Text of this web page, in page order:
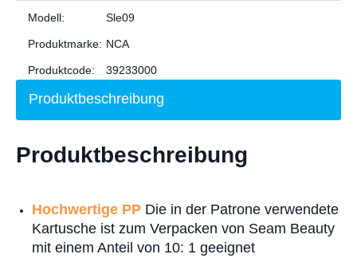
Modell: Sle09
Produktmarke: NCA
Produktcode: 39233000
Produktbeschreibung
Produktbeschreibung
Hochwertige PP Die in der Patrone verwendete
Kartusche ist zum Verpacken von Seam Beauty
mit einem Anteil von 10: 1 geeignet